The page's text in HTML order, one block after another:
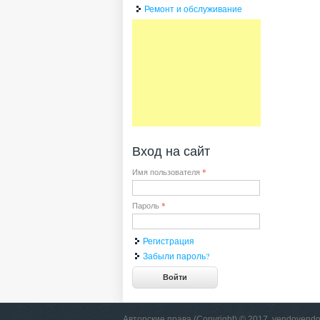
Ремонт и обслуживание
Вход на сайт
Имя пользователя *
Пароль *
Регистрация
Забыли пароль?